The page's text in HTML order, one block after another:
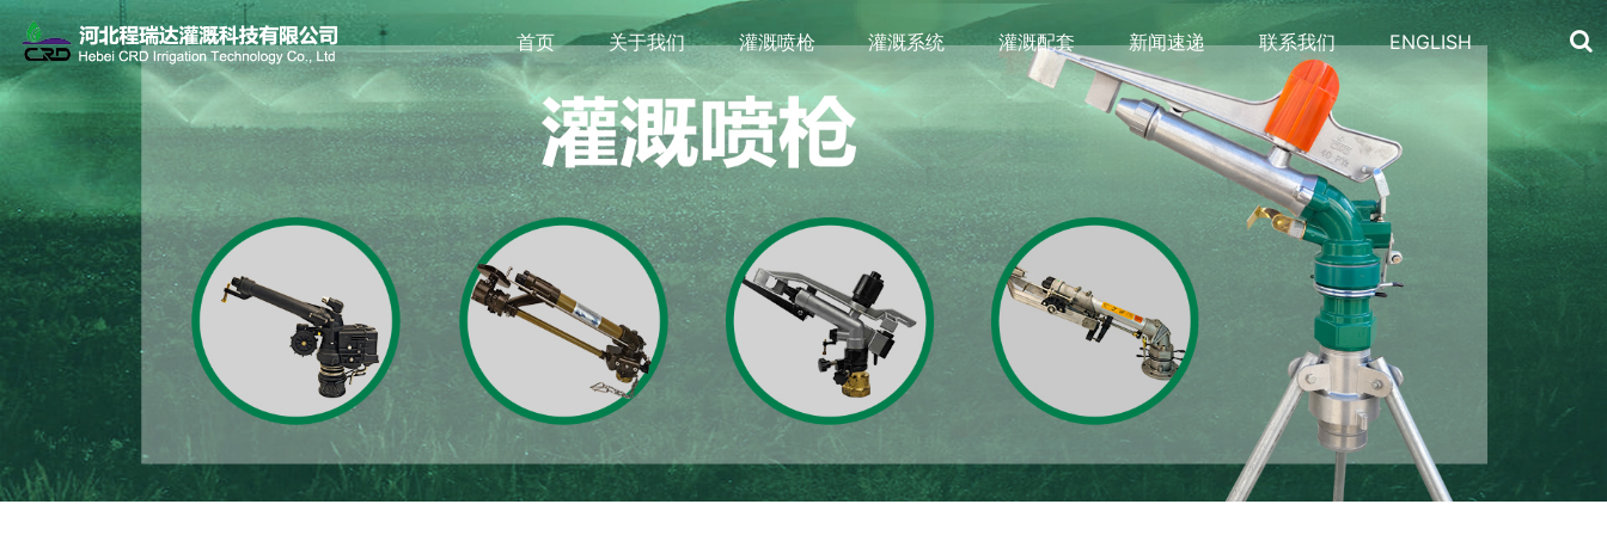
首页 关于我们 灌溉喷枪 灌溉系统 灌溉配套 新闻速递 联系我们 ENGLISH